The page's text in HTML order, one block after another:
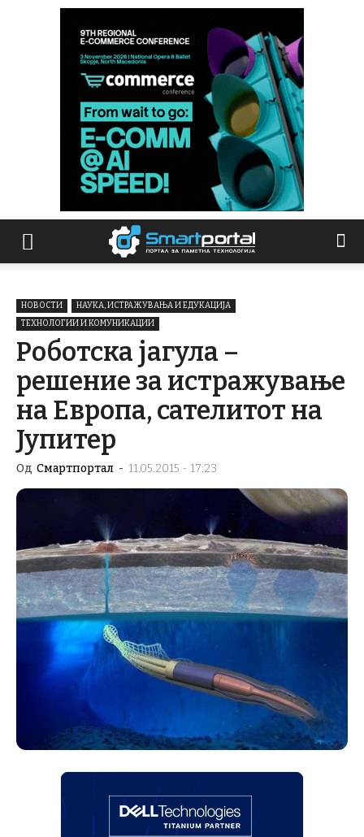
НОВОСТИ
НАУКА, ИСТРАЖУВАЊА И ЕДУКАЦИЈА
ТЕХНОЛОГИИ И КОМУНИКАЦИИ
Роботска јагула –
решение за истражување
на Европа, сателитот на
Јупитер
Од Смартпортал - 11.05.2015 - 17:23